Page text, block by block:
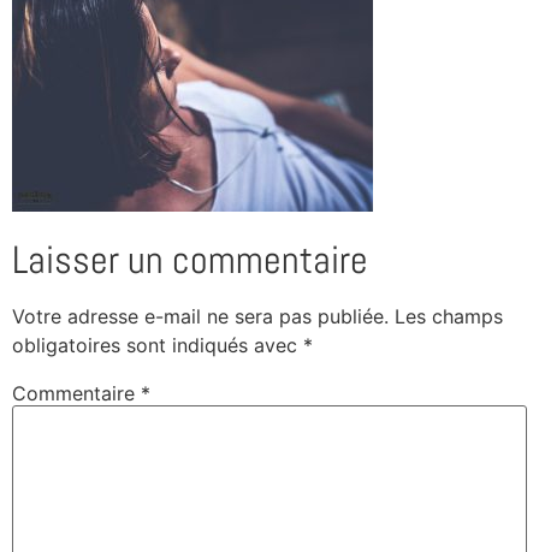
Laisser un commentaire
Votre adresse e-mail ne sera pas publiée. Les champs
obligatoires sont indiqués avec *
Commentaire *